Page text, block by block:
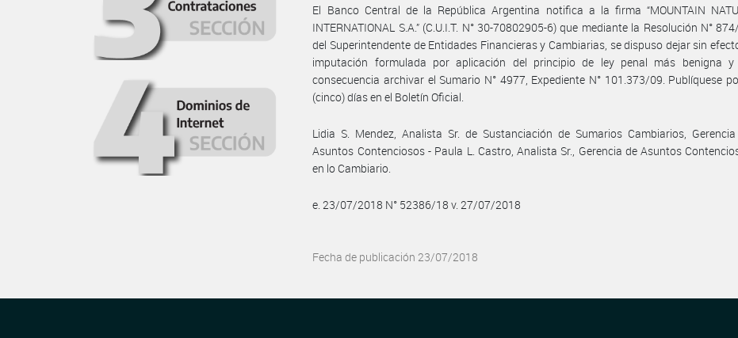
El Banco Central de la República Argentina notifica a la firma “MOUNTAIN
INTERNATIONAL S.A.” (C.U.I.T. N° 30-70802905-6) que mediante la Resolución N°
del Superintendente de Entidades Financieras y Cambiarias, se dispuso dejar sin
imputación formulada por aplicación del principio de ley penal más benigna y
consecuencia archivar el Sumario N° 4977, Expediente N° 101.373/09. Publíquese
(cinco) días en el Boletín Oficial.
Lidia S. Mendez, Analista Sr. de Sustanciación de Sumarios Cambiarios,
Asuntos Contenciosos - Paula L. Castro, Analista Sr., Gerencia de Asuntos
en lo Cambiario.
e. 23/07/2018 N° 52386/18 v. 27/07/2018
Fecha de publicación 23/07/2018